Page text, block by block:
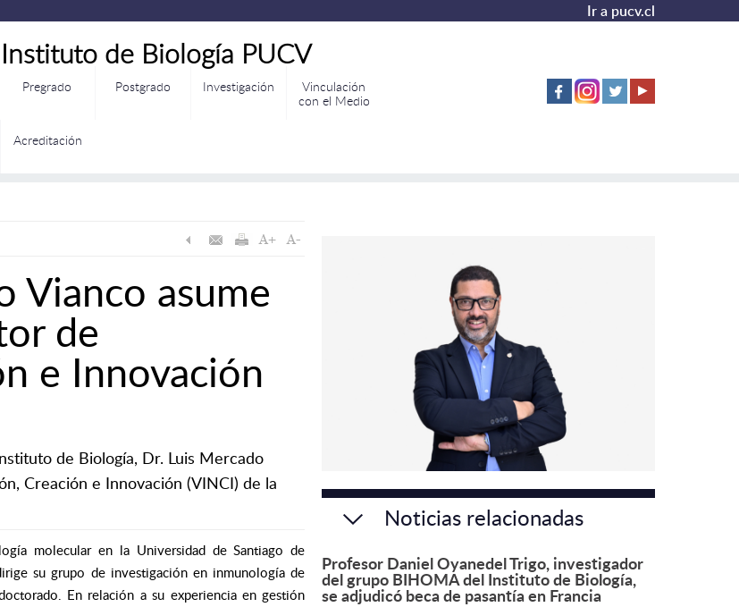
Ir a pucv.cl
Instituto de Biología PUCV
Pregrado Postgrado Investigación
Vinculación
con el Medio
Acreditación
Vianco asume
de
e Innovación
de Biología, Dr. Luis Mercado
Creación e Innovación (VINCI) de la
molecular en la Universidad de Santiago de
su grupo de investigación en inmunología de
En relación a su experiencia en gestión
Noticias relacionadas
Profesor Daniel Oyanedel Trigo, investigador
del grupo BIHOMA del Instituto de Biología,
se adjudicó beca de pasantía en Francia